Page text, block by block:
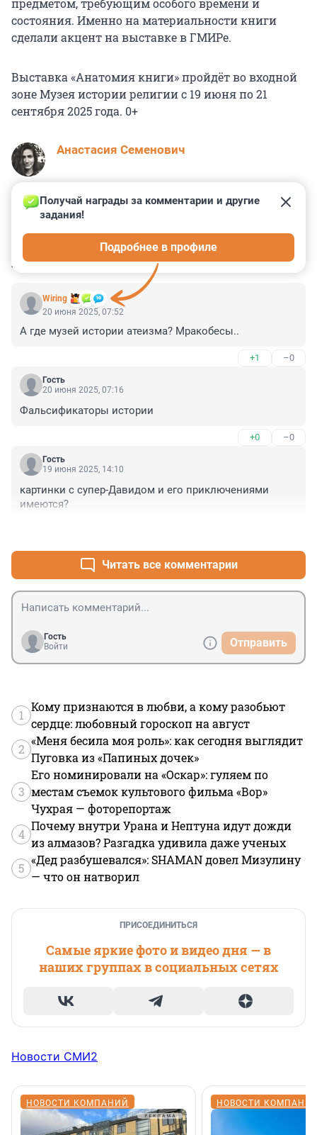
состояния. Именно на материальности книги
сделали акцент на выставке в ГМИРе.
Выставка «Анатомия книги» пройдёт во входной
зоне Музея истории религии с 19 июня по 21
сентября 2025 года. 0+
Анастасия Семенович
КОММЕНТАРИИ 4
Wiring
Получай награды за комментарии и другие
задания!
Подробнее в профиле
20 июня 2025, 07:52
А где музей истории атеизма? Мракобесы..
+1 –0
Гость
20 июня 2025, 07:16
Фальсификаторы истории
+0 –0
Гость
19 июня 2025, 14:10
картинки с супер-Давидом и его приключениями
имеются?
Читать все комментарии
Гость
Войти
Отправить
1
Кому признаются в любви, а кому разобьют
сердце: любовный гороскоп на август
2
«Меня бесила моя роль»: как сегодня выглядит
Пуговка из «Папиных дочек»
3
Его номинировали на «Оскар»: гуляем по
местам съемок культового фильма «Вор»
Чухрая — фоторепортаж
4
Почему внутри Урана и Нептуна идут дожди
из алмазов? Разгадка удивила даже ученых
5
«Дед разбушевался»: SHAMAN довел Мизулину
— что он натворил
ПРИСОЕДИНИТЬСЯ
Самые яркие фото и видео дня — в
наших группах в социальных сетях
Новости СМИ2
НОВОСТИ КОМПАНИЙ НОВОСТИ